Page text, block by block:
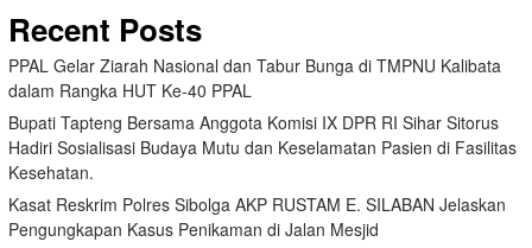
Recent Posts
PPAL Gelar Ziarah Nasional dan Tabur Bunga di TMPNU Kalibata
dalam Rangka HUT Ke-40 PPAL
Bupati Tapteng Bersama Anggota Komisi IX DPR RI Sihar Sitorus
Hadiri Sosialisasi Budaya Mutu dan Keselamatan Pasien di Fasilitas
Kesehatan.
Kasat Reskrim Polres Sibolga AKP RUSTAM E. SILABAN Jelaskan
Pengungkapan Kasus Penikaman di Jalan Mesjid